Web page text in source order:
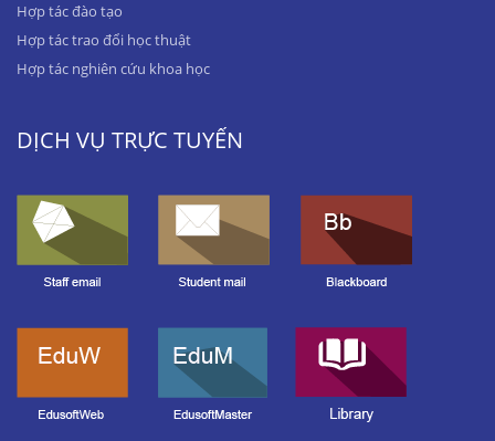
Hợp tác đào tạo
Hợp tác trao đổi học thuật
Hợp tác nghiên cứu khoa học
DỊCH VỤ TRỰC TUYẾN